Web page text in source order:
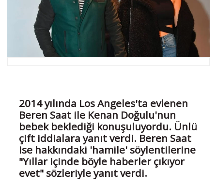
2014 yılında Los Angeles'ta evlenen
Beren Saat ile Kenan Doğulu'nun
bebek beklediği konuşuluyordu. Ünlü
çift iddialara yanıt verdi. Beren Saat
ise hakkındaki 'hamile' söylentilerine
"Yıllar içinde böyle haberler çıkıyor
evet" sözleriyle yanıt verdi.